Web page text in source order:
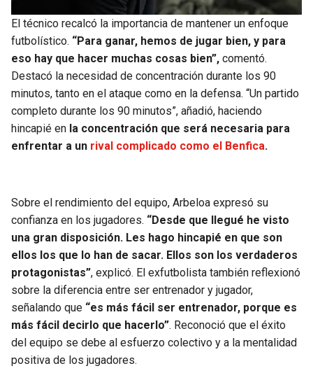
El técnico recalcó la importancia de mantener un enfoque
futbolístico. “Para ganar, hemos de jugar bien, y para
eso hay que hacer muchas cosas bien”, comentó.
Destacó la necesidad de concentración durante los 90
minutos, tanto en el ataque como en la defensa. “Un partido
completo durante los 90 minutos”, añadió, haciendo
hincapié en la concentración que será necesaria para
enfrentar a un rival complicado como el Benfica.
Sobre el rendimiento del equipo, Arbeloa expresó su
confianza en los jugadores. “Desde que llegué he visto
una gran disposición. Les hago hincapié en que son
ellos los que lo han de sacar. Ellos son los verdaderos
protagonistas”, explicó. El exfutbolista también reflexionó
sobre la diferencia entre ser entrenador y jugador,
señalando que “es más fácil ser entrenador, porque es
más fácil decirlo que hacerlo”. Reconoció que el éxito
del equipo se debe al esfuerzo colectivo y a la mentalidad
positiva de los jugadores.